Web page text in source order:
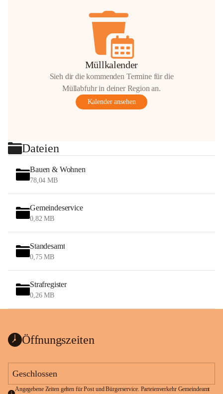
Müllkalender
Sieh dir die kommenden Termine für die
Müllabfuhr in deiner Region an.
Kalender ansehen
Dateien
Bauen & Wohnen
78,04 MB
Gemeindeservice
0,82 MB
Standesamt
0,75 MB
Strafregister
0,26 MB
Öffnungszeiten
Geschlossen
Angegebene Zeiten gelten für Post und Bürgerservice. Parteienverkehr Gemeindeamt